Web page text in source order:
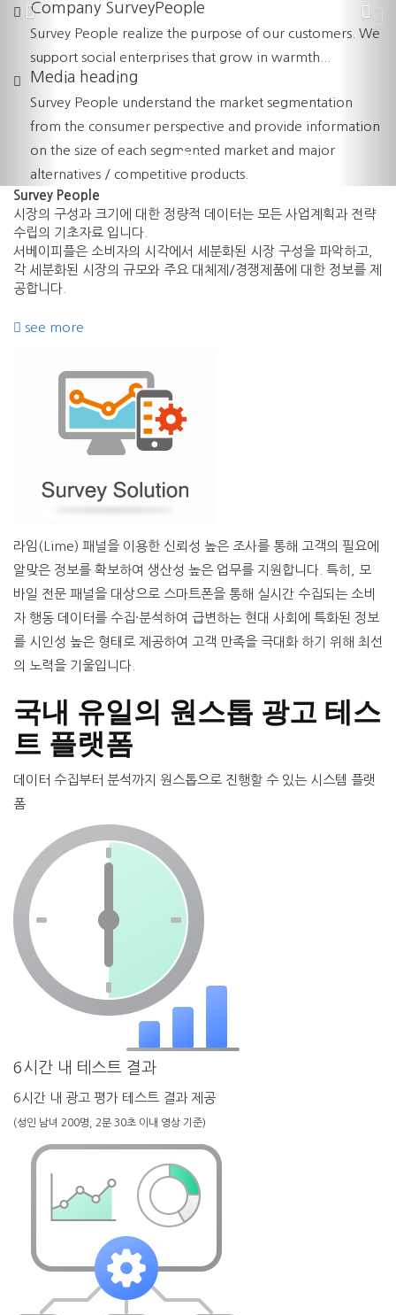
Company SurveyPeople
Survey People realize the purpose of our customers. We
support social enterprises that grow in warmth...
Media heading
Survey People understand the market segmentation
from the consumer perspective and provide information
on the size of each segmented market and major
alternatives / competitive products.
세상을 아름답게 하
는 힘
고객만을 생각하는 서베이피플은 앞으로도 최선을
다하겠습니다.
Previous
Survey People
시장의 구성과 크기에 대한 정량적 데이터는 모든 사업계획과 전략
수립의 기초자료 입니다.
서베이피플은 소비자의 시각에서 세분화된 시장 구성을 파악하고,
각 세분화된 시장의 규모와 주요 대체제/경쟁제품에 대한 정보를 제
공합니다.
see more
라임(Lime) 패널을 이용한 신뢰성 높은 조사를 통해 고객의 필요에
알맞은 정보를 확보하여 생산성 높은 업무를 지원합니다. 특히, 모
바일 전문 패널을 대상으로 스마트폰을 통해 실시간 수집되는 소비
자 행동 데이터를 수집·분석하여 급변하는 현대 사회에 특화된 정보
를 시인성 높은 형태로 제공하여 고객 만족을 극대화 하기 위해 최선
의 노력을 기울입니다.
국내 유일의 원스톱 광고 테스
트 플랫폼
데이터 수집부터 분석까지 원스톱으로 진행할 수 있는 시스템 플랫
폼
6시간 내 테스트 결과
6시간 내 광고 평가 테스트 결과 제공
(성인 남녀 200명, 2분 30초 이내 영상 기준)